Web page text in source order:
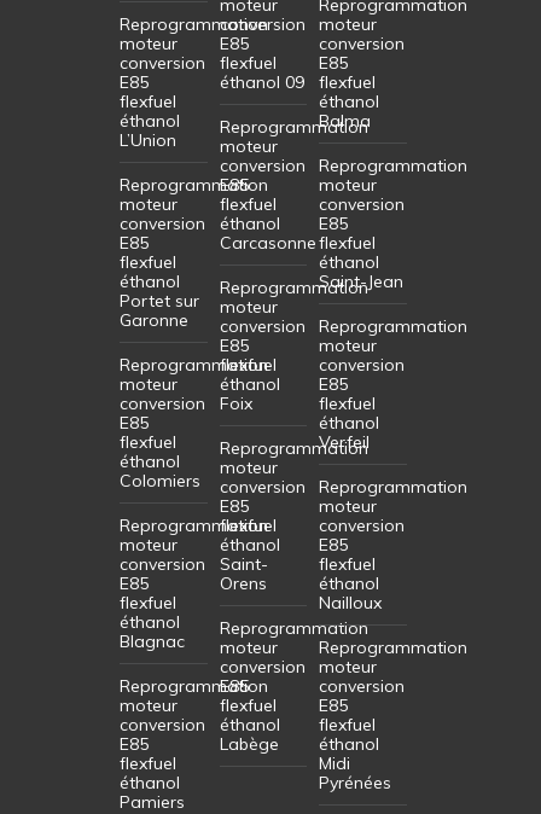
Reprogrammation
moteur
conversion
E85
flexfuel
éthanol
L’Union
Reprogrammation
moteur
conversion
E85
flexfuel
éthanol
Portet sur
Garonne
Reprogrammation
moteur
conversion
E85
flexfuel
éthanol
Colomiers
Reprogrammation
moteur
conversion
E85
flexfuel
éthanol
Blagnac
Reprogrammation
moteur
conversion
E85
flexfuel
éthanol
Pamiers
moteur
conversion
E85
flexfuel
éthanol 09
Reprogrammation
moteur
conversion
E85
flexfuel
éthanol
Carcasonne
Reprogrammation
moteur
conversion
E85
flexfuel
éthanol
Foix
Reprogrammation
moteur
conversion
E85
flexfuel
éthanol
Saint-
Orens
Reprogrammation
moteur
conversion
E85
flexfuel
éthanol
Labège
Reprogrammation
moteur
conversion
E85
flexfuel
éthanol
Balma
Reprogrammation
moteur
conversion
E85
flexfuel
éthanol
Saint-Jean
Reprogrammation
moteur
conversion
E85
flexfuel
éthanol
Verfeil
Reprogrammation
moteur
conversion
E85
flexfuel
éthanol
Nailloux
Reprogrammation
moteur
conversion
E85
flexfuel
éthanol
Midi
Pyrénées